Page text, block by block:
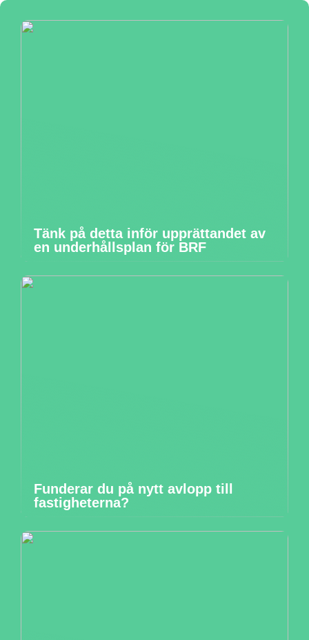
Tänk på detta inför upprättandet av
en underhållsplan för BRF
Funderar du på nytt avlopp till
fastigheterna?